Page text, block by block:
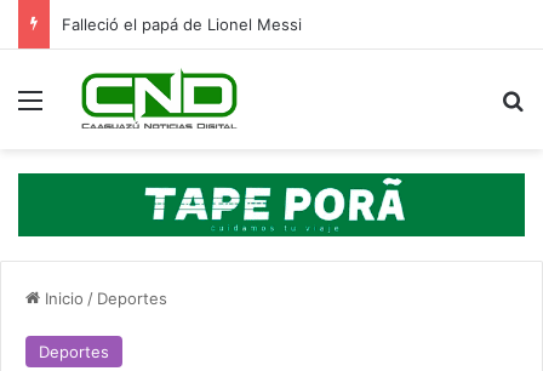
Falleció el papá de Lionel Messi
Menú
Inicio / Deportes
Deportes